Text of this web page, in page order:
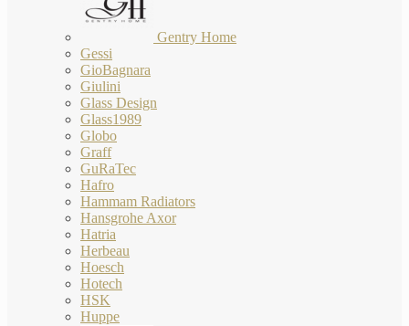
Gentry Home
Gessi
GioBagnara
Giulini
Glass Design
Glass1989
Globo
Graff
GuRaTec
Hafro
Hammam Radiators
Hansgrohe Axor
Hatria
Herbeau
Hoesch
Hotech
HSK
Huppe